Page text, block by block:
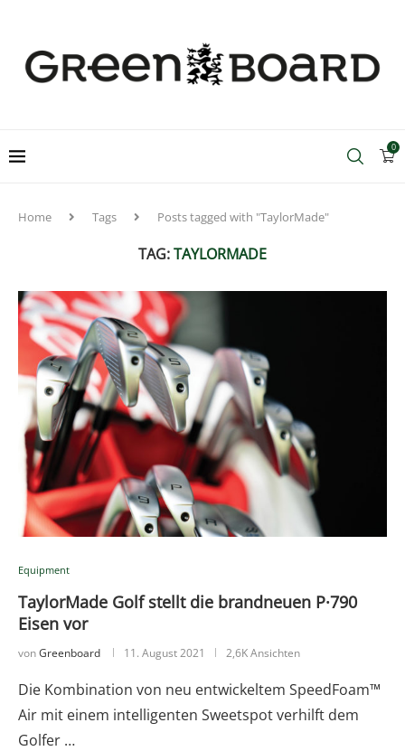
0
Home Tags Posts tagged with "TaylorMade"
TAG:TAYLORMADE
Equipment
TaylorMade Golf stellt die brandneuen P·790
Eisen vor
vonGreenboard 11. August 2021 2,6K Ansichten
Die Kombination von neu entwickeltem SpeedFoam™
Air mit einem intelligenten Sweetspot verhilft dem
Golfer …